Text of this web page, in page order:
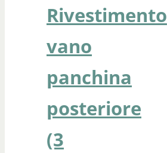
Rivestimento
vano
panchina
posteriore
(3